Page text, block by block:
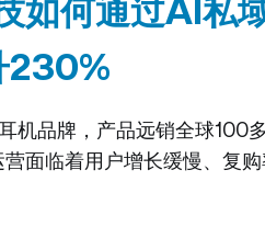
如何通过AI私
230%
品牌，产品远销全球100
面临着用户增长缓慢、复